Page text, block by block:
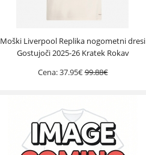
Moški Liverpool Replika nogometni dresi
Gostujoči 2025-26 Kratek Rokav
Cena:37.95€99.88€